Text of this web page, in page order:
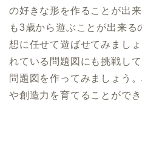
の好きな形を作ることが出
も3歳から遊ぶことが出来
想に任せて遊ばせてみまし
れている問題図にも挑戦し
問題図を作ってみましょう
や創造力を育てることができ